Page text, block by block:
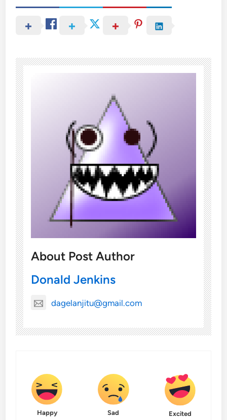
About Post Author
Donald Jenkins
dagelanjitu@gmail.com
Happy Sad Excited